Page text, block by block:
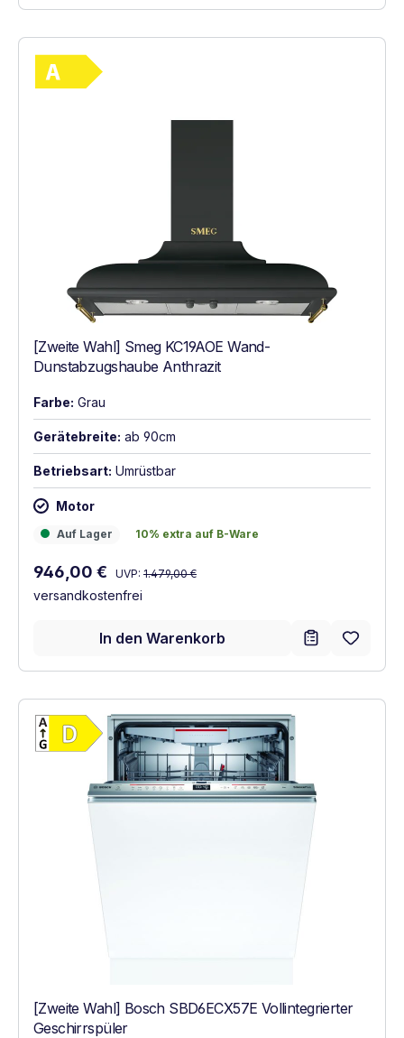
[Zweite Wahl] Smeg KC19AOE Wand-
Dunstabzugshaube Anthrazit
Farbe: Grau
Gerätebreite: ab 90cm
Betriebsart: Umrüstbar
Motor
Auf Lager
Auf Lager 10% extra auf B-Ware
10% extra auf B-Ware
Verkaufspreis:
946,00 € Regulärer Preis:
UVP: 1.479,00 €
versandkostenfrei
In den Warenkorb
Vollständiges Energielabel anzeigen
Energieklasse D. Höchste bis niedrigste
[Zweite Wahl] Bosch SBD6ECX57E Vollintegrierter
Geschirrspüler